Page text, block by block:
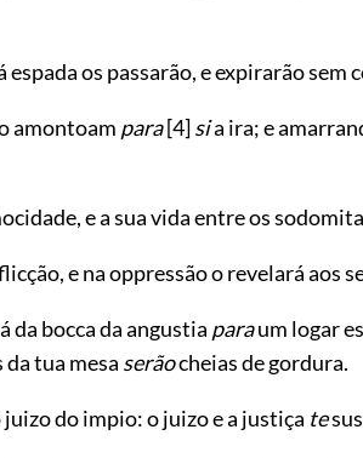
espada os passarão, e expirarão sem
amontoam para[4]sia ira; e
e a sua vida entre os
e na oppressão o revelará aos
da bocca da angustia paraum logar
da tua mesa serãocheias de gordura.
do impio: o juizo e a justiça te